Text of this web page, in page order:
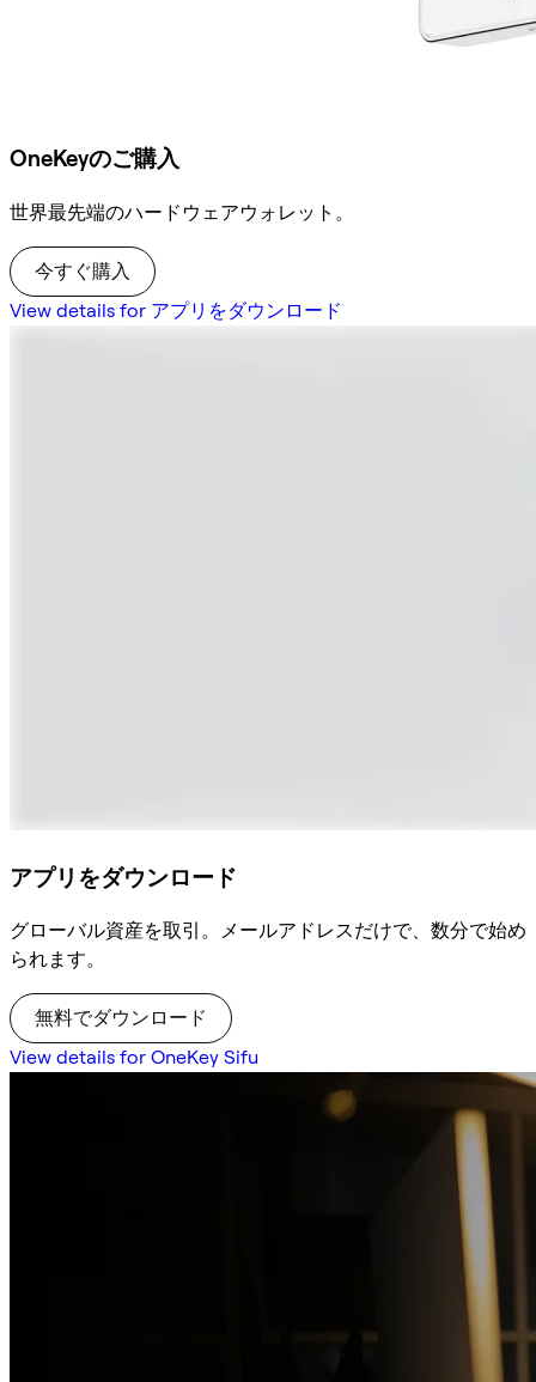
OneKeyのご購入
世界最先端のハードウェアウォレット。
今すぐ購入
View details for アプリをダウンロード
アプリをダウンロード
グローバル資産を取引。メールアドレスだけで、数分で始め
られます。
無料でダウンロード
View details for OneKey Sifu